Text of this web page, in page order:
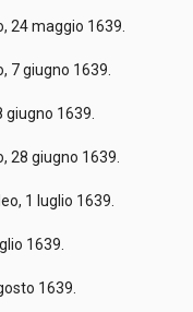
24 maggio 1639.
7 giugno 1639.
giugno 1639.
28 giugno 1639.
1 luglio 1639.
1639.
1639.